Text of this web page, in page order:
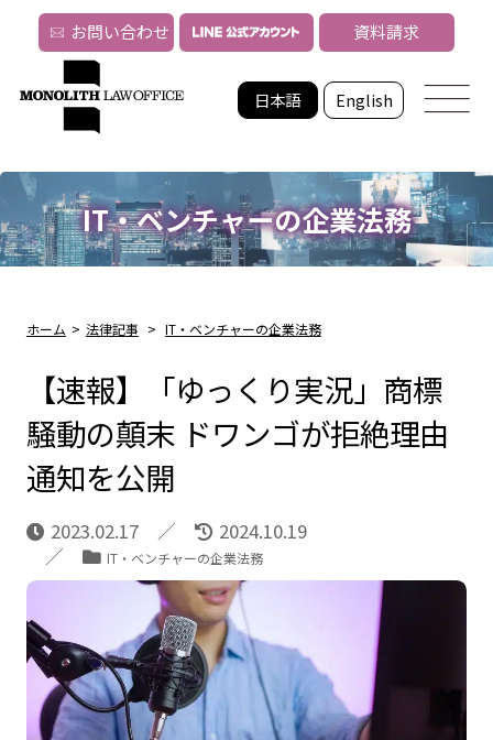
日本語 English
お問い合わせ 資料請求
IT・ベンチャーの企業法務
ホーム > 法律記事 > IT・ベンチャーの企業法務
【速報】「ゆっくり実況」商標
騒動の顛末 ドワンゴが拒絶理由
通知を公開
2023.02.17 2024.10.19
IT・ベンチャーの企業法務